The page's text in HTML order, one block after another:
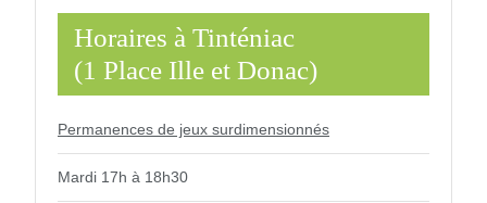
Horaires à Tinténiac
(1 Place Ille et Donac)
Permanences de jeux surdimensionnés
Mardi 17h à 18h30